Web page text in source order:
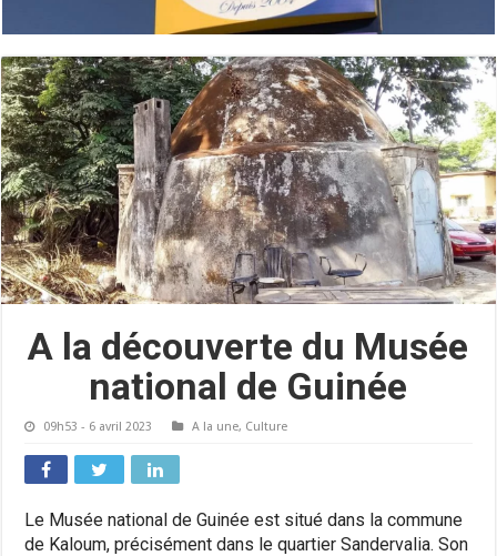
A la découverte du Musée
national de Guinée
09h53 - 6 avril 2023 A la une, Culture
Le Musée national de Guinée est situé dans la commune
de Kaloum, précisément dans le quartier Sandervalia. Son